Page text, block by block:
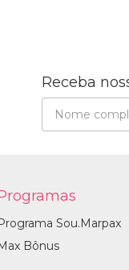
Receba
Programa Sou.Marpax
Max Bônus